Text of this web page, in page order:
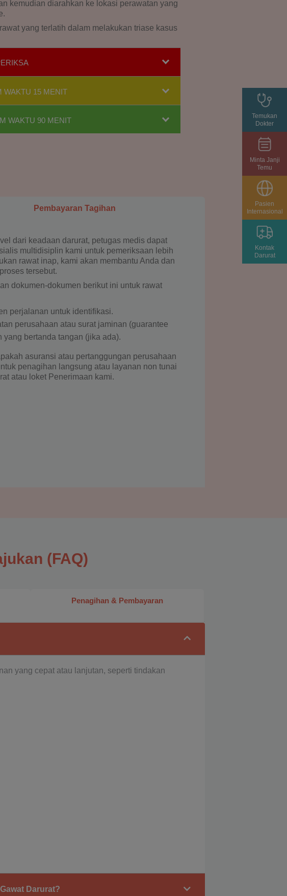
Temukan
Dokter
Minta Janji
Temu
Pasien
Internasional
Kontak
Darurat
kemudian diarahkan ke lokasi perawatan yang
yang terlatih dalam melakukan triase kasus
WAKTU 15 MENIT
WAKTU 90 MENIT
Pembayaran Tagihan
dari keadaan darurat, petugas medis dapat
multidisiplin kami untuk pemeriksaan lebih
rawat inap, kami akan membantu Anda dan
tersebut.
dokumen-dokumen berikut ini untuk rawat
perjalanan untuk identifikasi.
perusahaan atau surat jaminan (guarantee
yang bertanda tangan (jika ada).
asuransi atau pertanggungan perusahaan
penagihan langsung atau layanan non tunai
atau loket Penerimaan kami.
(FAQ)
Penagihan & Pembayaran
yang cepat atau lanjutan, seperti tindakan
Darurat?